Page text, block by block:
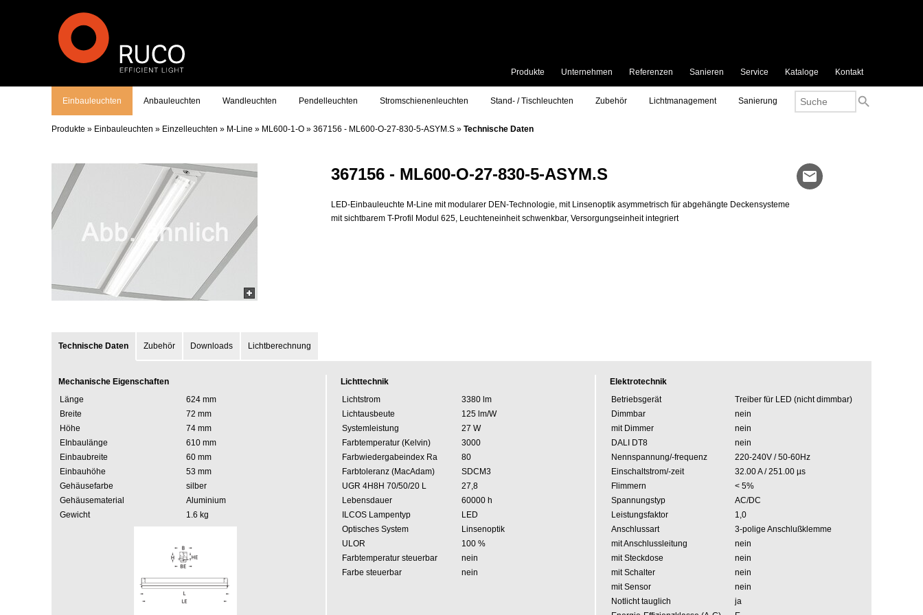
Produkte Unternehmen Referenzen Sanieren Service Kataloge Kontakt
Einbauleuchten Anbauleuchten Wandleuchten Pendelleuchten Stromschienenleuchten Stand- / Tischleuchten Zubehör Lichtmanagement Sanierung search
Produkte » Einbauleuchten » Einzelleuchten » M-Line » ML600-1-O » 367156 - ML600-O-27-830-5-ASYM.S » Technische Daten
367156 - ML600-O-27-830-5-ASYM.S
LED-Einbauleuchte M-Line mit modularer DEN-Technologie, mit Linsenoptik asymmetrisch für abgehängte Deckensysteme
mit sichtbarem T-Profil Modul 625, Leuchteneinheit schwenkbar, Versorgungseinheit integriert
mail
Technische Daten Zubehör Downloads Lichtberechnung
Mechanische Eigenschaften
Länge
624 mm
Breite
72 mm
Höhe
74 mm
EInbaulänge
610 mm
Einbaubreite
60 mm
Einbauhöhe
53 mm
Gehäusefarbe
silber
Gehäusematerial
Aluminium
Gewicht
1.6 kg
Lichttechnik
Lichtstrom
3380 lm
Lichtausbeute
125 lm/W
Systemleistung
27 W
Farbtemperatur (Kelvin)
3000
Farbwiedergabeindex Ra
80
Farbtoleranz (MacAdam)
SDCM3
UGR 4H8H 70/50/20 L
27,8
Lebensdauer
60000 h
ILCOS Lampentyp
LED
Optisches System
Linsenoptik
ULOR
100 %
Farbtemperatur steuerbar
nein
Farbe steuerbar
nein
Elektrotechnik
Betriebsgerät
Treiber für LED (nicht dimmbar)
Dimmbar
nein
mit Dimmer
nein
DALI DT8
nein
Nennspannung/-frequenz
220-240V / 50-60Hz
Einschaltstrom/-zeit
32.00 A / 251.00 µs
Flimmern
< 5%
Spannungstyp
AC/DC
Leistungsfaktor
1,0
Anschlussart
3-polige Anschlußklemme
mit Anschlussleitung
nein
mit Steckdose
nein
mit Schalter
nein
mit Sensor
nein
Notlicht tauglich
ja